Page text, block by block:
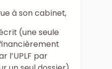
à son cabinet,
(une seule
l’UPLF par